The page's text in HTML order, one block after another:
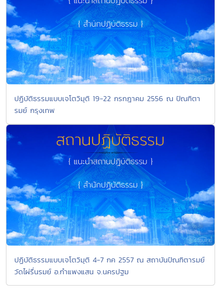
ปฏิบัติธรรมแบบเจโตวิมุติ 19-22 กรกฎาคม 2556 ณ ปัณฑิตา
รมย์ กรุงเทพ
ปฏิบัติธรรมแบบเจโตวิมุติ 4-7 กค 2557 ณ สถาบันปัณฑิตารมย์
วัดไผ่รื่นรมย์ อ.กำแพงแสน จ.นครปฐม